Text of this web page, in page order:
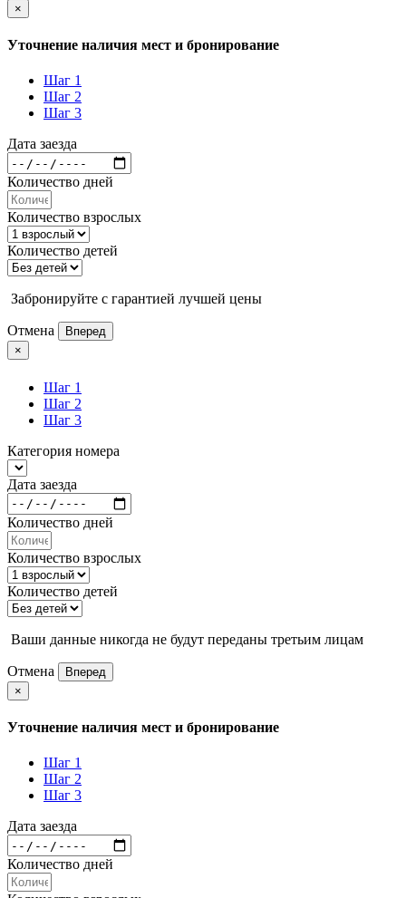
×
Уточнение наличия мест и бронирование
Шаг 1
Шаг 2
Шаг 3
Дата заезда
Количество дней
Количество взрослых
Количество детей
Забронируйте с гарантией лучшей цены
Отмена
Вперед
×
Шаг 1
Шаг 2
Шаг 3
Категория номера
Дата заезда
Количество дней
Количество взрослых
Количество детей
Ваши данные никогда не будут переданы третьим лицам
Отмена
Вперед
×
Уточнение наличия мест и бронирование
Шаг 1
Шаг 2
Шаг 3
Дата заезда
Количество дней